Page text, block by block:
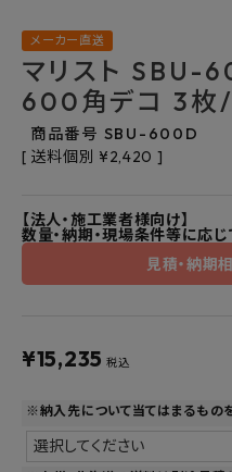
よくあるご質問
お問い合わせ
特定商取引法について
メーカー直送
マリスト SBU-
600角デコ 3枚
商品番号 SBU-600D
送料個別 ¥2,420
【法人・施工業者様向け】
数量・納期・現場条件等に応じ
見積・納期
¥15,235 税込
※納入先について当てはまるもの